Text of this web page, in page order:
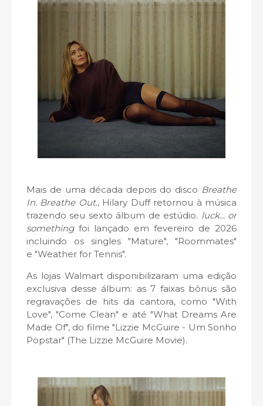
Mais de uma década depois do disco Breathe
In. Breathe Out., Hilary Duff retornou à música
trazendo seu sexto álbum de estúdio. luck... or
somethingfoi lançado em fevereiro de 2026
incluindo os singles "Mature", "Roommates"
e "Weather for Tennis".
As lojas Walmart disponibilizaram uma edição
exclusiva desse álbum: as 7 faixas bônus são
regravações de hits da cantora, como "With
Love", "Come Clean" e até "What Dreams Are
Made Of", do filme "Lizzie McGuire - Um Sonho
Popstar" (The Lizzie McGuire Movie).